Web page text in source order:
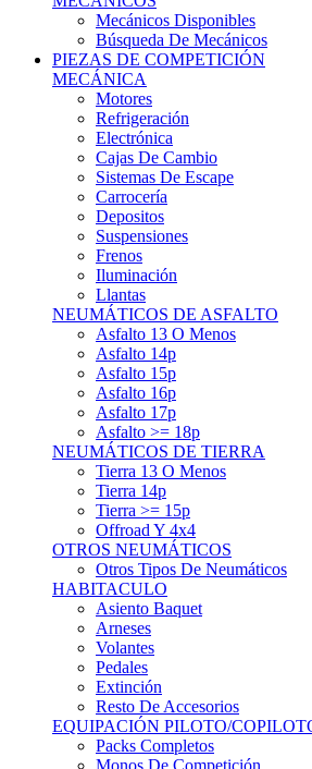
Búsqueda De Mecánicos
PIEZAS DE COMPETICIÓN
MECÁNICA
Motores
Refrigeración
Electrónica
Cajas De Cambio
Sistemas De Escape
Carrocería
Depositos
Suspensiones
Frenos
Iluminación
Llantas
NEUMÁTICOS DE ASFALTO
Asfalto 13 O Menos
Asfalto 14p
Asfalto 15p
Asfalto 16p
Asfalto 17p
Asfalto >= 18p
NEUMÁTICOS DE TIERRA
Tierra 13 O Menos
Tierra 14p
Tierra >= 15p
Offroad Y 4x4
OTROS NEUMÁTICOS
Otros Tipos De Neumáticos
HABITACULO
Asiento Baquet
Arneses
Volantes
Pedales
Extinción
Resto De Accesorios
EQUIPACIÓN PILOTO/COPILOTO
Packs Completos
Monos De Competición
Botines De Competición